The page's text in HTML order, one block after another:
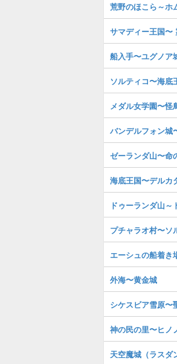
荒野のほこら～ホ
サマディー王国〜
船入手〜ユグノア
ソルティコ〜海底
メダル女学園〜怪
バンデルフォン城
ゼーランダ山〜命
海底王国〜デルカ
ドゥーランダ山～
プチャラオ村〜ソ
エーシュの船着き
外海〜黄金城
シケスビア雪原〜
神の民の里〜ヒノ
天空魔城（ラスダ